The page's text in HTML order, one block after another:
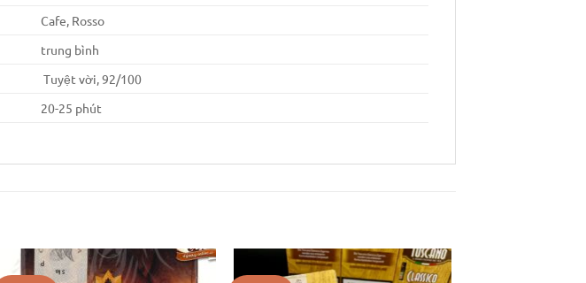
Cafe, Rosso
trung bình
Tuyệt vời, 92/100
20-25 phút